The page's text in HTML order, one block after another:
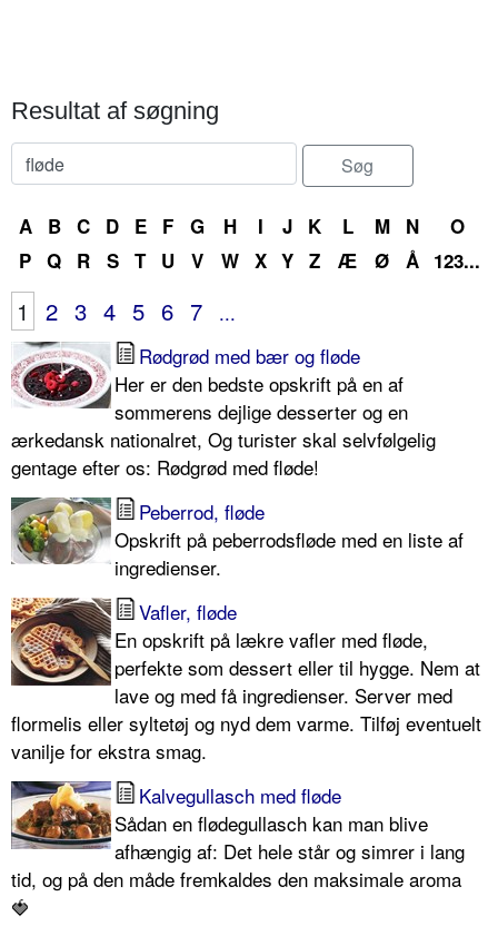
Resultat af søgning
A B C D E F G H I J K L M N
O
P Q R S T U V W X Y Z Æ Ø Å 123...
1 2 3 4 5 6 7
...
Rødgrød med bær og fløde
Her er den bedste opskrift på en af
sommerens dejlige desserter og en
ærkedansk nationalret, Og turister skal selvfølgelig
gentage efter os: Rødgrød med fløde!
Peberrod, fløde
Opskrift på peberrodsfløde med en liste af
ingredienser.
Vafler, fløde
En opskrift på lækre vafler med fløde,
perfekte som dessert eller til hygge. Nem at
lave og med få ingredienser. Server med
flormelis eller syltetøj og nyd dem varme. Tilføj eventuelt
vanilje for ekstra smag.
Kalvegullasch med fløde
Sådan en flødegullasch kan man blive
afhængig af: Det hele står og simrer i lang
tid, og på den måde fremkaldes den maksimale aroma
🍓